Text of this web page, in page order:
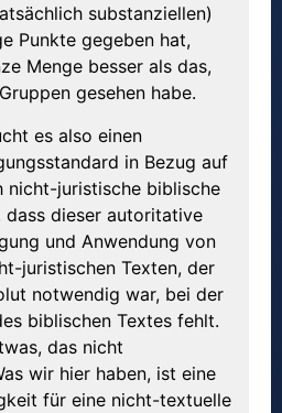
substanziellen)
Punkte gegeben hat,
Menge besser als das,
gesehen habe.
es also einen
in Bezug auf
nicht-juristische biblische
dass dieser autoritative
und Anwendung von
juristischen Texten, der
notwendig war, bei der
biblischen Textes fehlt.
das nicht
wir hier haben, ist eine
für eine nicht-textuelle